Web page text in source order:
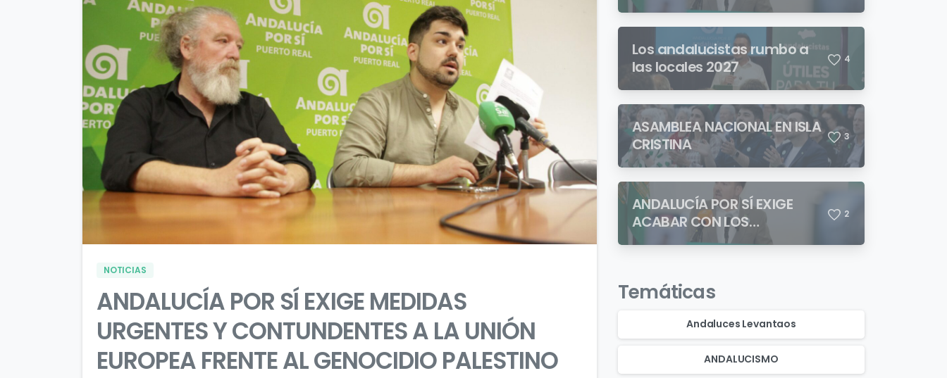
0
NOTICIAS
ANDALUCÍA POR SÍ EXIGE MEDIDAS
URGENTES Y CONTUNDENTES A LA UNIÓN
EUROPEA FRENTE AL GENOCIDIO PALESTINO
Los andalucistas rumbo a
las locales 2027
4
ASAMBLEA NACIONAL EN ISLA
CRISTINA
3
ANDALUCÍA POR SÍ EXIGE
ACABAR CON LOS
ASENTAMIENTOS
2
Temáticas
Andaluces Levantaos
ANDALUCISMO